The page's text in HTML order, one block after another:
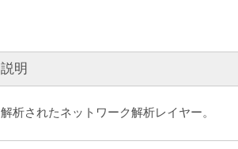
説明
解析されたネットワーク解析レイヤー。